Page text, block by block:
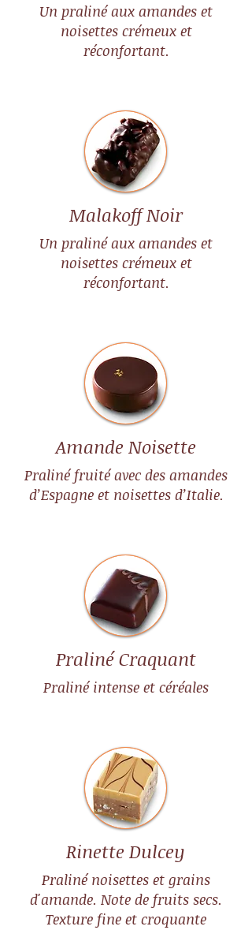
Un praliné aux amandes et
noisettes crémeux et
réconfortant.
Malakoff Noir
Un praliné aux amandes et
noisettes crémeux et
réconfortant.
Amande Noisette
Praliné fruité avec des amandes
d’Espagne et noisettes d’Italie.
Praliné Craquant
Praliné intense et céréales
Rinette Dulcey
Praliné noisettes et grains
d'amande. Note de fruits secs.
Texture fine et croquante